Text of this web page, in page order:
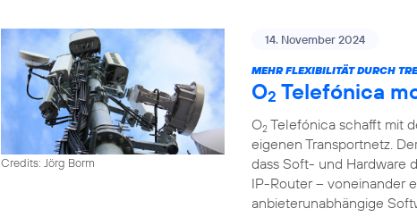
Credits: Jörg Borm
14. November 2024
MEHR FLEXIBILITÄT DURCH
O2 Telefónica
O2 Telefónica schafft mit
eigenen Transportnetz.
dass Soft- und Hardware
IP-Router – voneinander
anbieterunabhängige